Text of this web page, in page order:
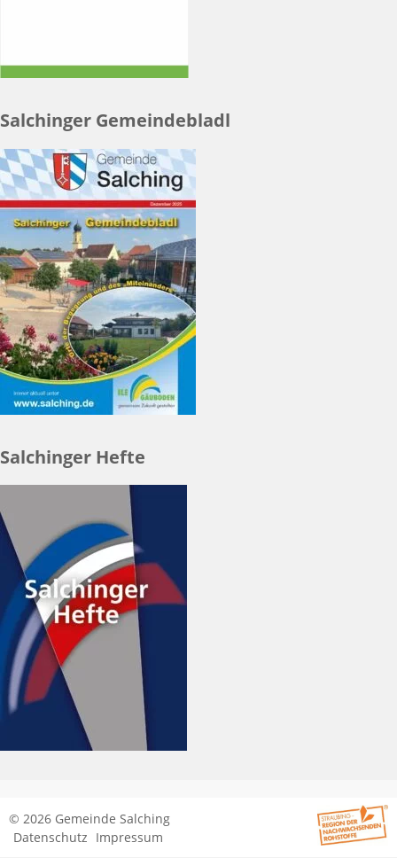
Salchinger Gemeindebladl
Salchinger Hefte
© 2026 Gemeinde Salching
Datenschutz Impressum